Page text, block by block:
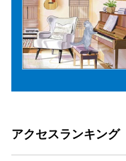
アクセスランキング